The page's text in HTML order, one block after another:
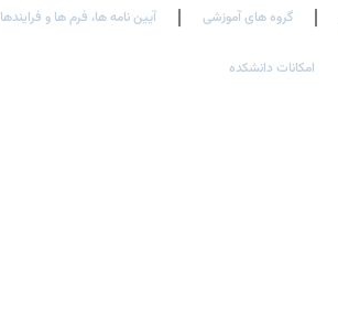
گروه های آموزشی آیین نامه ها، فرم ها و فرایندها
امکانات دانشکده